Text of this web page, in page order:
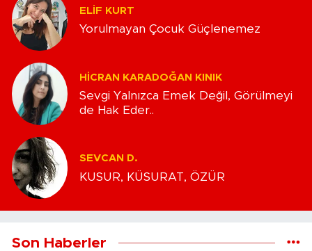
ELIF KURT
Yorulmayan Çocuk Güçlenemez
HICRAN KARADOĞAN KINIK
Sevgi Yalnızca Emek Değil, Görülmeyi
de Hak Eder..
SEVCAN D.
KUSUR, KÜSURAT, ÖZÜR
Son Haberler